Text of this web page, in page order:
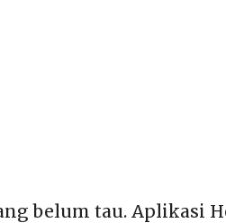
belum tau. Aplikasi